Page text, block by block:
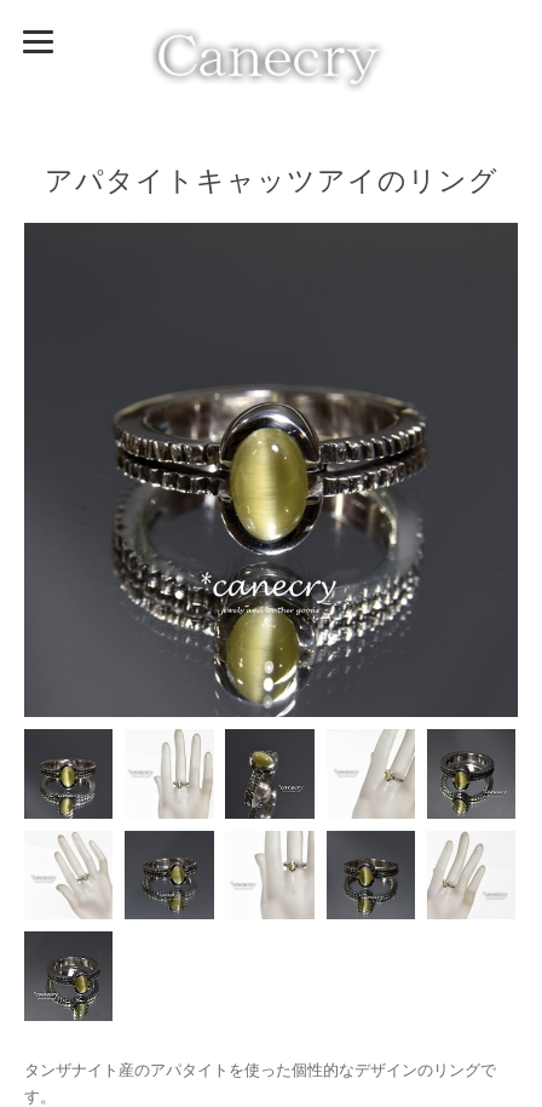
アパタイトキャッツアイのリング
タンザナイト産のアパタイトを使った個性的なデザインのリングで
す。